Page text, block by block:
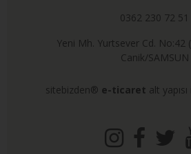
0362 230 72 51
Yeni Mh. Yurtsever Cd. No:42
Canik/SAMSUN
sitebizden® e-ticaret alt